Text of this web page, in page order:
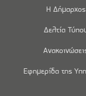
Η Δήμαρχος
Δελτία
Εφημερίδα της